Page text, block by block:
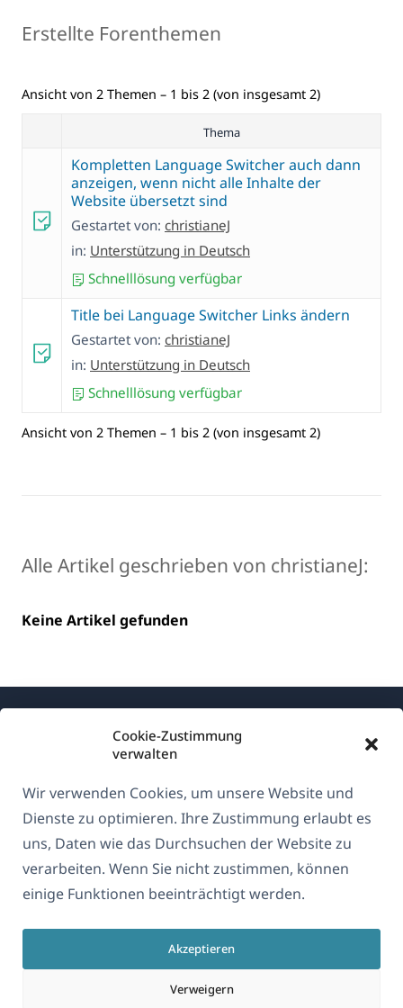
Cookie-Zustimmung
verwalten
Wir verwenden Cookies, um unsere Website und
Dienste zu optimieren. Ihre Zustimmung erlaubt es
uns, Daten wie das Durchsuchen der Website zu
verarbeiten. Wenn Sie nicht zustimmen, können
einige Funktionen beeinträchtigt werden.
Akzeptieren
Verweigern
Erstellte Forenthemen
Ansicht von 2 Themen – 1 bis 2 (von insgesamt 2)
Thema
Kompletten Language Switcher auch dann
anzeigen, wenn nicht alle Inhalte der
Website übersetzt sind
Gestartet von: christianeJ
in: Unterstützung in Deutsch
Schnelllösung verfügbar
Title bei Language Switcher Links ändern
Gestartet von: christianeJ
in: Unterstützung in Deutsch
Schnelllösung verfügbar
Ansicht von 2 Themen – 1 bis 2 (von insgesamt 2)
Alle Artikel geschrieben von christianeJ:
Keine Artikel gefunden
Deutsch
Über WPML
DSGVO & Datenschutzrichtlinie
Unserem Team beitreten(öffnet
in
Fenster)
in
einem
neuen
Fenster)
(öffnet
in
einem
neuen
Fenster)
in
neuen